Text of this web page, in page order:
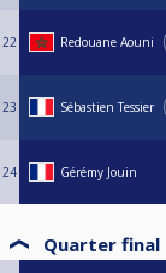
22 Redouane Aouni
23 Sébastien Tessier
24 Gérémy Jouin
Quarter final